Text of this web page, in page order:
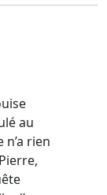
au
rien